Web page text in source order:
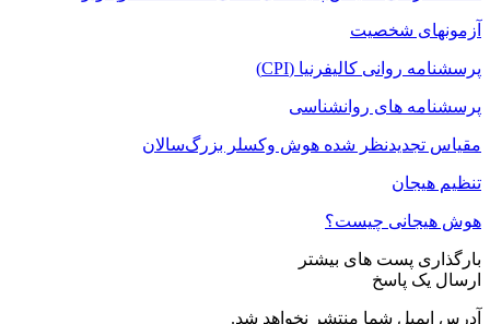
آزمونهای شخصیت
پرسشنامه روانی کالیفرنیا (CPI)
پرسشنامه های روانشناسی
مقیاس تجدیدنظر شده هوش وکسلر بزرگ‌سالان
تنظیم هیجان
هوش هیجانی چیست؟
بارگذاری پست های بیشتر
ارسال یک پاسخ
آدرس ایمیل شما منتشر نخواهد شد.